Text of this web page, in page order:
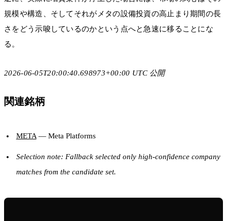
規模や構造、そしてそれがメタの設備投資の高止まり期間の長
さをどう示唆しているのかという点へと急速に移ることにな
る。
2026-06-05T20:00:40.698973+00:00 UTC 公開
関連銘柄
META— Meta Platforms
Selection note: Fallback selected only high-confidence company
matches from the candidate set.